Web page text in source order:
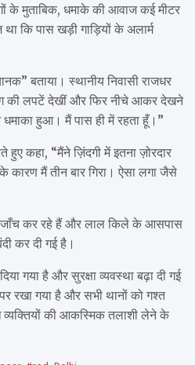
के मुताबिक, धमाके की आवाज कई मीटर
कि पास खड़ी गाड़ियों के अलार्म
बताया। स्थानीय निवासी राजधर
की लपटें देखीं और फिर नीचे आकर देखने
हुआ। मैं पास ही में रहता हूँ।”
हुए कहा, “मैंने ज़िंदगी में इतना ज़ोरदार
कारण मैं तीन बार गिरा। ऐसा लगा जैसे
जाँच कर रहे हैं और लाल किले के आसपास
कर दी गई है।
गया है और सुरक्षा व्यवस्था बढ़ा दी गई
रखा गया है और सभी थानों को गश्त
व्यक्तियों की आकस्मिक तलाशी लेने के